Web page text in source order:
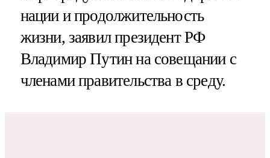
нации и продолжительность
жизни, заявил президент РФ
Владимир Путин на совещании с
членами правительства в среду.